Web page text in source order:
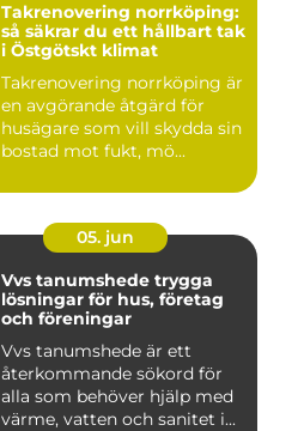
Takrenovering norrköping:
så säkrar du ett hållbart tak
i Östgötskt klimat
Takrenovering norrköping är
en avgörande åtgärd för
husägare som vill skydda sin
bostad mot fukt, mö...
05. jun
Vvs tanumshede trygga
lösningar för hus, företag
och föreningar
Vvs tanumshede är ett
återkommande sökord för
alla som behöver hjälp med
värme, vatten och sanitet i...